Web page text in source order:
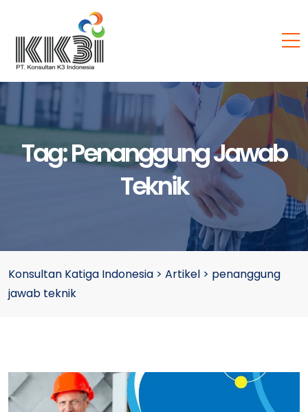
Tag:Penanggung Jawab
Teknik
Konsultan Katiga Indonesia > Artikel > penanggung
jawab teknik